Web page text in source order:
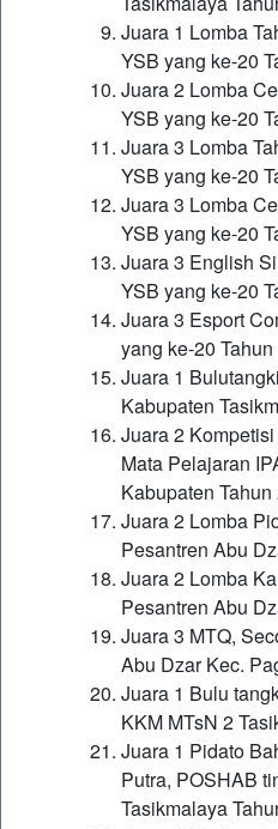
Juara 1 Lomba
YSB yang ke-20
Juara 2 Lomba
YSB yang ke-20
Juara 3 Lomba
YSB yang ke-20
Juara 3 Lomba
YSB yang ke-20
Juara 3 English
YSB yang ke-20
Juara 3 Esport
yang ke-20
Juara 1
Kabupaten
Juara 2
Mata Pelajaran
Kabupaten
Juara 2 Lomba
Pesantren Abu
Juara 2 Lomba
Pesantren Abu
Juara 3 MTQ,
Abu Dzar Kec.
Juara 1 Bulu
KKM MTsN 2
Juara 1 Pidato
Putra, POSHAB
Tasikmalaya